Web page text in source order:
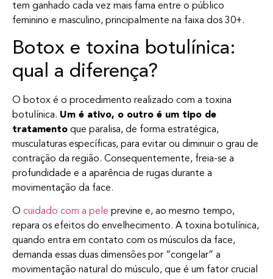
tem ganhado cada vez mais fama entre o público
feminino e masculino, principalmente na faixa dos 30+.
Botox e toxina botulínica:
qual a diferença?
O botox é o procedimento realizado com a toxina
botulínica. Um é ativo, o outro é um tipo de
tratamento que paralisa, de forma estratégica,
musculaturas específicas, para evitar ou diminuir o grau de
contração da região. Consequentemente, freia-se a
profundidade e a aparência de rugas durante a
movimentação da face.
O cuidado com a pele previne e, ao mesmo tempo,
repara os efeitos do envelhecimento. A toxina botulínica,
quando entra em contato com os músculos da face,
demanda essas duas dimensões por “congelar” a
movimentação natural do músculo, que é um fator crucial